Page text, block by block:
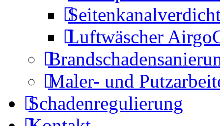
Luftwäscher
Maler- und
Schadenregulierung